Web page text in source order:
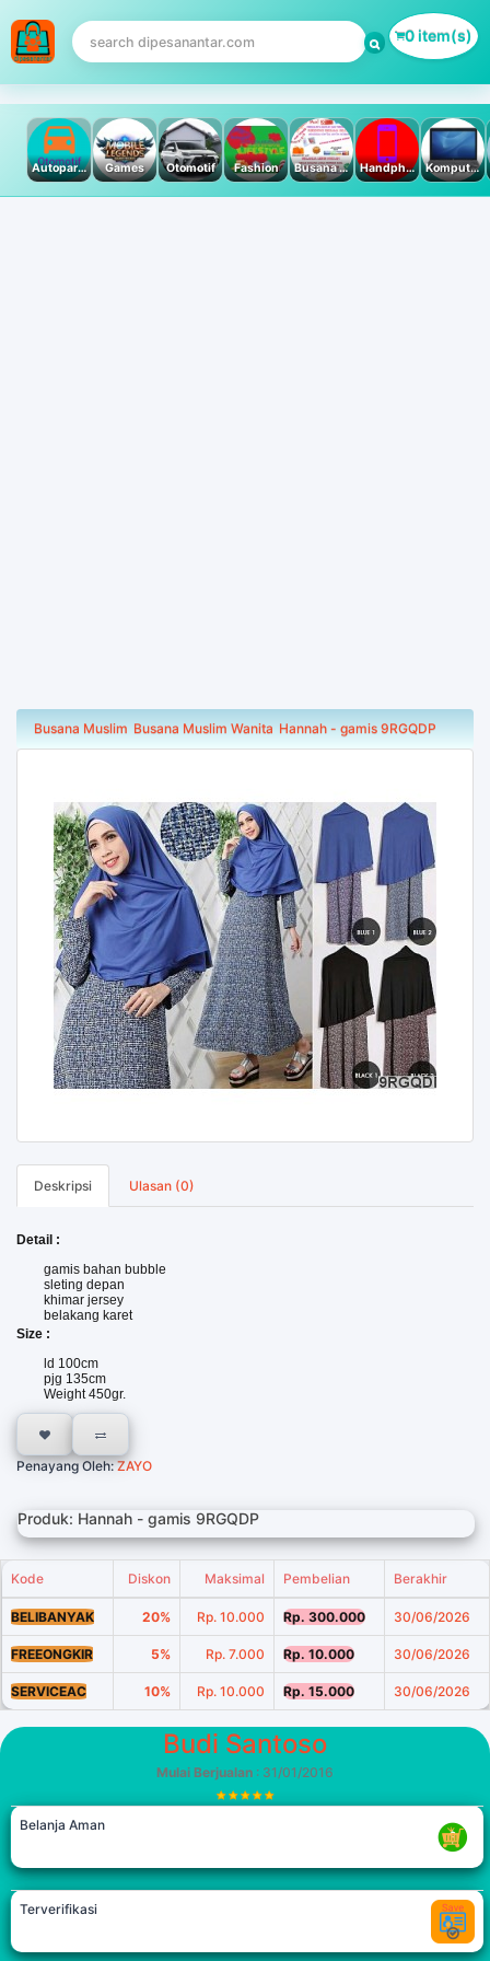
0 item(s)
Autoparts Games Otomotif Fashion Busana Muslim Handphone & Tablet Komputer PC & Laptop
Busana Muslim Busana Muslim Wanita Hannah - gamis 9RGQDP
Deskripsi Ulasan (0)
Detail :
gamis bahan bubble
sleting depan
khimar jersey
belakang karet
Size :
ld 100cm
pjg 135cm
Weight 450gr.
Penayang Oleh:ZAYO
Produk: Hannah - gamis 9RGQDP
Kode Diskon Maksimal Pembelian Berakhir
BELIBANYAK 20% Rp. 10.000 Rp. 300.000 30/06/2026
FREEONGKIR 5% Rp. 7.000 Rp. 10.000 30/06/2026
SERVICEAC 10% Rp. 10.000 Rp. 15.000 30/06/2026
Budi Santoso
Mulai Berjualan : 31/01/2016
Belanja Aman
Terverifikasi